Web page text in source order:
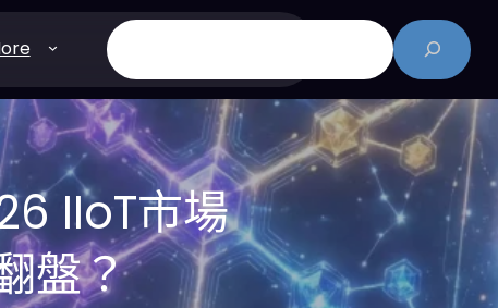
搜
尋
IIoT市場
盤？